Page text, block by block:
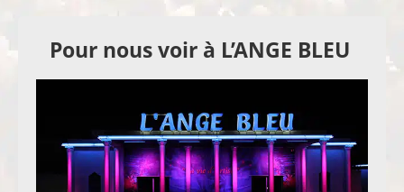
Pour nous voir à L’ANGE BLEU